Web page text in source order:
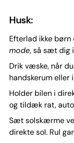
Husk:
Efterlad ikke
mode, så sæt dig
Drik væske, når
handskerum eller
Holder bilen i
og tildæk rat,
Sæt solskærme
direkte sol. Rul